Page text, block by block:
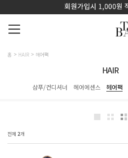
홈 HAIR 헤어팩
HAIR
샴푸/컨디셔너 헤어에센스 헤어팩
전체 2개